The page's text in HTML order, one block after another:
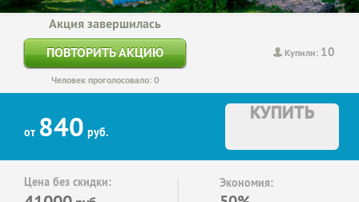
Купили: 10
Акция завершилась
ПОВТОРИТЬ АКЦИЮ
Человек проголосовало: 0
от 840 руб.
КУПИТЬ
Цена без скидки: Экономия: